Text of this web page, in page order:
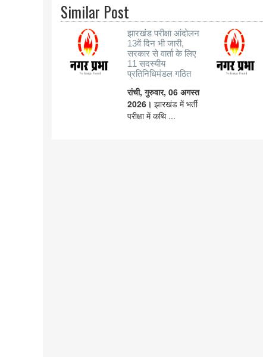
Similar Post
झारखंड परीक्षा आंदोलन
13वें दिन भी जारी,
सरकार से वार्ता के लिए
11 सदस्यीय
प्रतिनिधिमंडल गठित
रांची, गुरुवार, 06 अगस्त
2026। झारखंड में भर्ती
परीक्षा में कथि ...